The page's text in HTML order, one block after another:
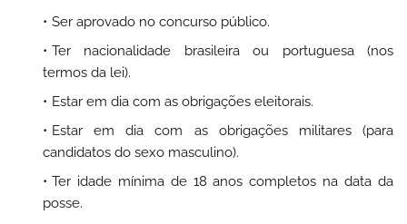
Ser aprovado no concurso público.
Ter nacionalidade brasileira ou portuguesa (nos
termos da lei).
Estar em dia com as obrigações eleitorais.
Estar em dia com as obrigações militares (para
candidatos do sexo masculino).
Ter idade mínima de 18 anos completos na data da
posse.